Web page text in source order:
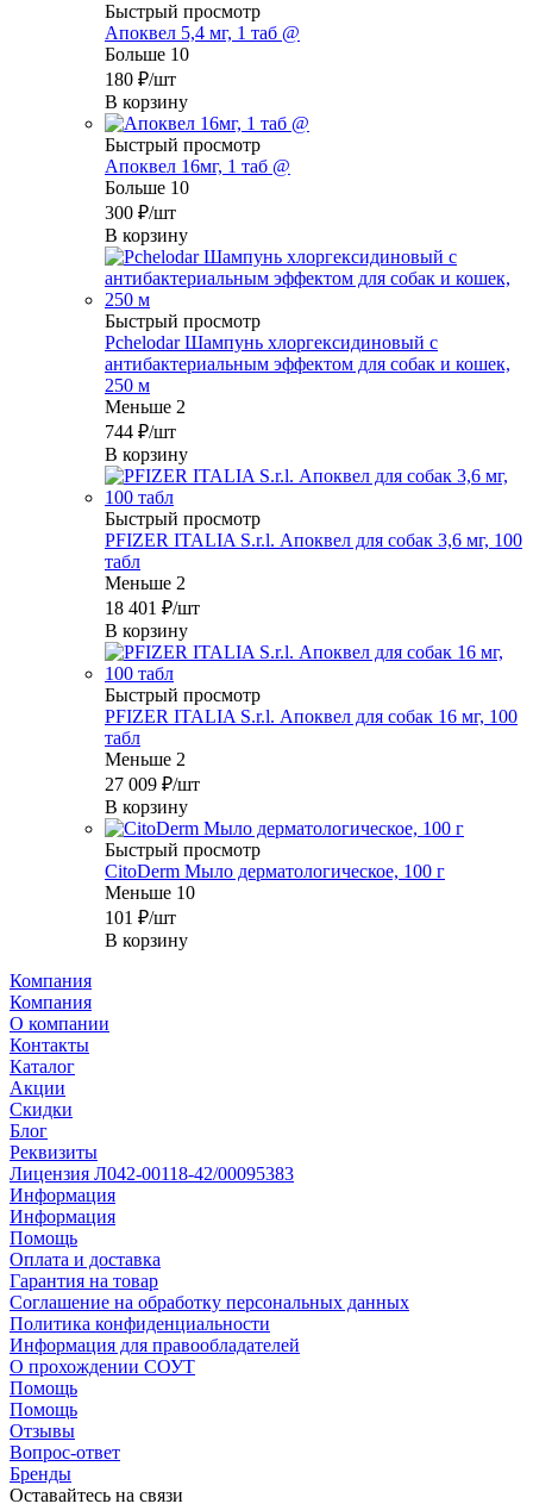
Быстрый просмотр
Апоквел 5,4 мг, 1 таб @
Больше 10
180 ₽/шт
В корзину
Быстрый просмотр
Апоквел 16мг, 1 таб @
Больше 10
300 ₽/шт
В корзину
Быстрый просмотр
Pchelodar Шампунь хлоргексидиновый с
антибактериальным эффектом для собак и кошек,
250 м
Меньше 2
744 ₽/шт
В корзину
Быстрый просмотр
PFIZER ITALIA S.r.l. Апоквел для собак 3,6 мг, 100
табл
Меньше 2
18 401 ₽/шт
В корзину
Быстрый просмотр
PFIZER ITALIA S.r.l. Апоквел для собак 16 мг, 100
табл
Меньше 2
27 009 ₽/шт
В корзину
Быстрый просмотр
CitoDerm Мыло дерматологическое, 100 г
Меньше 10
101 ₽/шт
В корзину
Компания
Компания
О компании
Контакты
Каталог
Акции
Скидки
Блог
Реквизиты
Лицензия Л042-00118-42/00095383
Информация
Информация
Помощь
Оплата и доставка
Гарантия на товар
Соглашение на обработку персональных данных
Политика конфиденциальности
Информация для правообладателей
О прохождении СОУТ
Помощь
Помощь
Отзывы
Вопрос-ответ
Бренды
Оставайтесь на связи